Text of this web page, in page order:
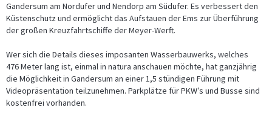
Etwas finden ist immer etwas Besonderes und einen Bernstein am
Gandersum am Nordufer und Nendorp am Südufer. Es verbessert den
Küstenschutz und ermöglicht das Aufstauen der Ems zur Überführung
der großen Kreuzfahrtschiffe der Meyer-Werft.
Wer sich die Details dieses imposanten Wasserbauwerks, welches
476 Meter lang ist, einmal in natura anschauen möchte, hat ganzjährig
die Möglichkeit in Gandersum an einer 1,5 stündigen Führung mit
Videopräsentation teilzunehmen. Parkplätze für PKW’s und Busse sind
kostenfrei vorhanden.